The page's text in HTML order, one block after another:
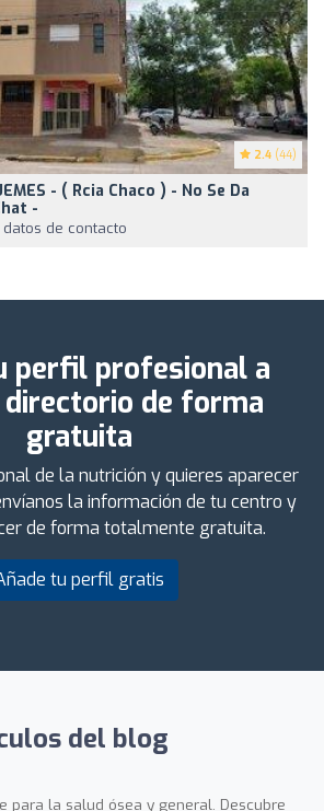
2.4 (44)
- ( Rcia Chaco ) - No Se Da
-
de contacto
perfil profesional a
de forma
gratuita
de la nutrición y quieres aparecer
la información de tu centro y
de forma totalmente gratuita.
tu perfil gratis
del blog
para la salud ósea y general. Descubre